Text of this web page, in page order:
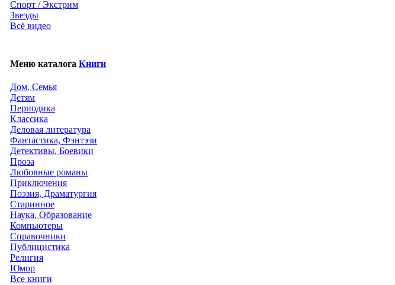
Спорт / Экстрим
Звезды
Всё видео
Меню каталога Книги
Дом, Семья
Детям
Периодика
Классика
Деловая литература
Фантастика, Фэнтэзи
Детективы, Боевики
Проза
Любовные романы
Приключения
Поэзия, Драматургия
Старинное
Наука, Образование
Компьютеры
Справочники
Публицистика
Религия
Юмор
Все книги